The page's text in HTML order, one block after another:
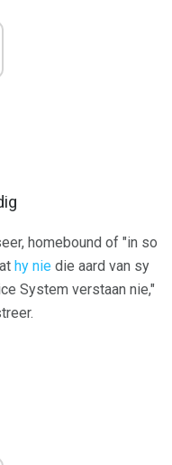
homebound of "in so
hy nie die aard van sy
System verstaan ​​nie,"